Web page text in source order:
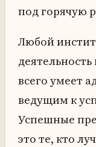
под горячую
Любой
всего умеет
ведущим к
Успешные
это те, кто